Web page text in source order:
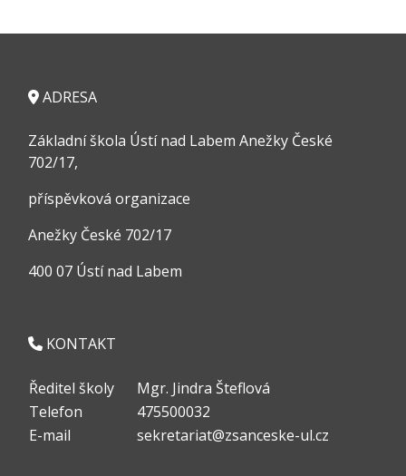
ADRESA
Základní škola Ústí nad Labem Anežky České
702/17,
příspěvková organizace
Anežky České 702/17
400 07 Ústí nad Labem
KONTAKT
Ředitel školy
Mgr. Jindra Šteflová
Telefon
475500032
E-mail
sekretariat@zsanceske-ul.cz